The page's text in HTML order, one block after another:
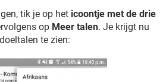
tik je op het icoontje met de drie
op Meer talen. Je krijgt nu
te zien: